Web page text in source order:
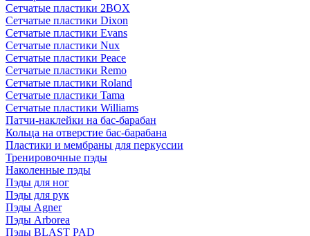
Сетчатые пластики 2BOX
Сетчатые пластики Dixon
Сетчатые пластики Evans
Сетчатые пластики Nux
Сетчатые пластики Peace
Сетчатые пластики Remo
Сетчатые пластики Roland
Сетчатые пластики Tama
Сетчатые пластики Williams
Патчи-наклейки на бас-барабан
Кольца на отверстие бас-барабана
Пластики и мембраны для перкуссии
Тренировочные пэды
Наколенные пэды
Пэды для ног
Пэды для рук
Пэды Agner
Пэды Arborea
Пэды BLAST PAD